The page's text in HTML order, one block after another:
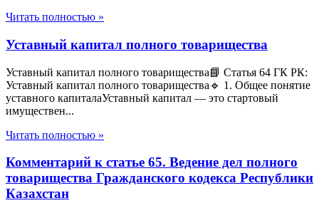
Читать полностью »
Уставный капитал полного товарищества
Уставный капитал полного товарищества📘 Статья 64 ГК РК:
Уставный капитал полного товарищества🔹 1. Общее понятие
уставного капиталаУставный капитал — это стартовый
имуществен...
Читать полностью »
Комментарий к статье 65. Ведение дел полного
товарищества Гражданского кодекса Республики
Казахстан